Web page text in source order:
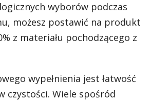
wyborów podczas
możesz postawić na produkt
z materiału pochodzącego z
wypełnienia jest łatwość
czystości. Wiele spośród